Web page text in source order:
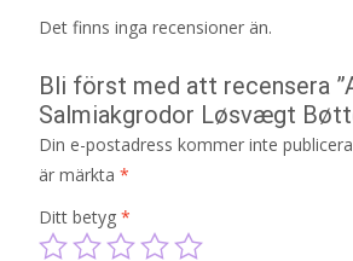
Det finns inga recensioner än.
Bli först med att recensera
Salmiakgrodor Løsvægt
Din e-postadress kommer inte
är märkta *
Ditt betyg *